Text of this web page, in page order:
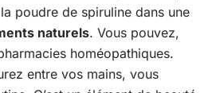
poudre de spiruline dans une
naturels. Vous pouvez,
homéopathiques.
entre vos mains, vous